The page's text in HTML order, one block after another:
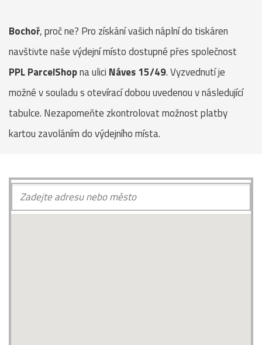
Bochoř, proč ne? Pro získání vašich náplní do tiskáren
navštivte naše výdejní místo dostupné přes společnost
PPL ParcelShopna ulici Náves 15/49. Vyzvednutí je
možné v souladu s otevírací dobou uvedenou v následující
tabulce. Nezapomeňte zkontrolovat možnost platby
kartou zavoláním do výdejního místa.